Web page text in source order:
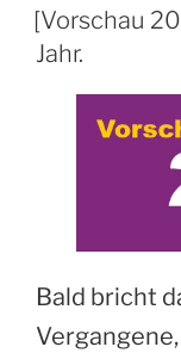
AM
[Vorschau
Jahr.
Bald bricht